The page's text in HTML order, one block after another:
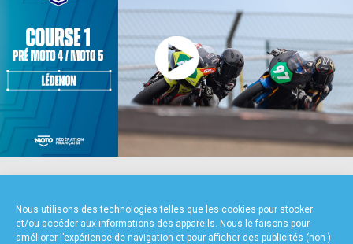
Nous utilisons des technologies telles que les cookies pour stocker
et/ou accéder aux informations des appareils. Nous le faisons pour
améliorer l’expérience de navigation et pour afficher des publicités (non-)
PRESSE
PRESSE
accéder à la billetterie